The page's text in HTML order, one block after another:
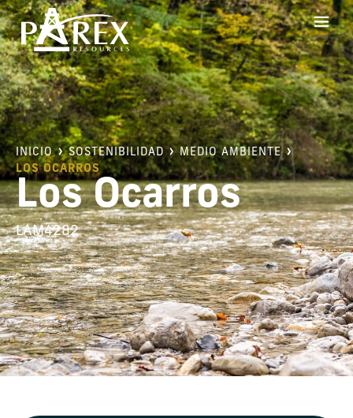
INICIO SOSTENIBILIDAD
MEDIO AMBIENTE
LOS OCARROS
Los Ocarros
LAM4282